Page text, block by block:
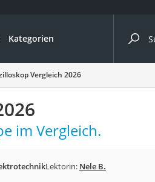
Kategorien
Vergleiche nach
feuerfest
Akku-Rasenmäher
Türschloss
Vergleich 2026
im Vergleich.
Lektorin: Nele B.